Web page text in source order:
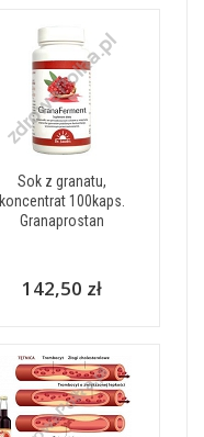
Sok z granatu,
koncentrat 100kaps.
Granaprostan
142,50 zł